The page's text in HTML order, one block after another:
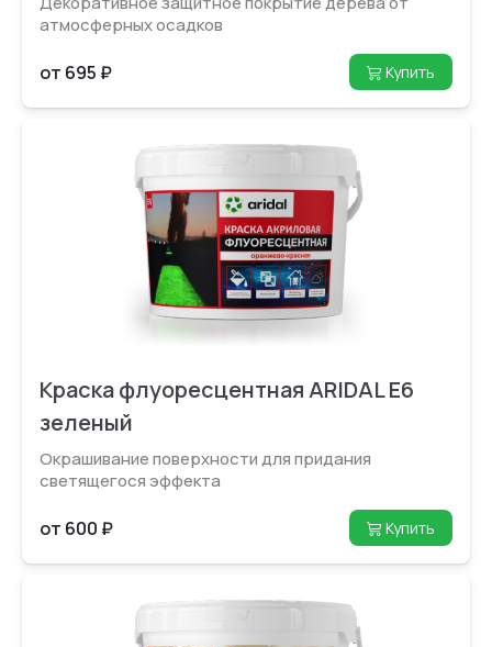
атмосферных осадков
от 695 ₽ Купить
Краска флуоресцентная ARIDAL E6
зеленый
Окрашивание поверх­ности для придания
светящегося эффекта
от 600 ₽ Купить